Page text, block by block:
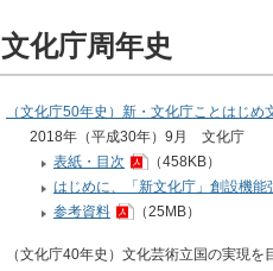
文化庁周年史
（文化庁50年史）新・文化庁ことはじ
2018年（平成30年）9月
文化庁
表紙・目次
（458KB）
はじめに、「新文化庁」創設機能
参考資料
（25MB）
（文化庁40年史）文化芸術立国の実現を